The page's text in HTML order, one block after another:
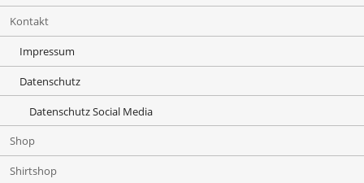
Kontakt
Impressum
Datenschutz
Datenschutz Social Media
Shop
Shirtshop